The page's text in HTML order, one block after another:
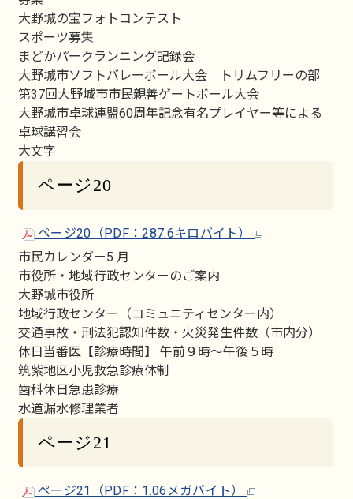
大野城の宝フォトコンテスト
スポーツ募集
まどかパークランニング記録会
大野城市ソフトバレーボール大会 トリムフリーの部
第37回大野城市市民親善ゲートボール大会
大野城市卓球連盟60周年記念有名プレイヤー等による
卓球講習会
大文字
ページ20
ページ20（PDF：287.6キロバイト）
市民カレンダー5 月
市役所・地域行政センターのご案内
大野城市役所
地域行政センター（コミュニティセンター内）
交通事故・刑法犯認知件数・火災発生件数（市内分）
休日当番医【診療時間】 午前９時～午後５時
筑紫地区小児救急診療体制
歯科休日急患診療
水道漏水修理業者
ページ21
ページ21（PDF：1.06メガバイト）